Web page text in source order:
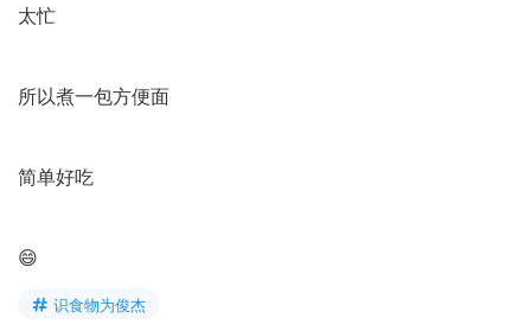
太忙
所以煮一包方便面
简单好吃
😄
识食物为俊杰